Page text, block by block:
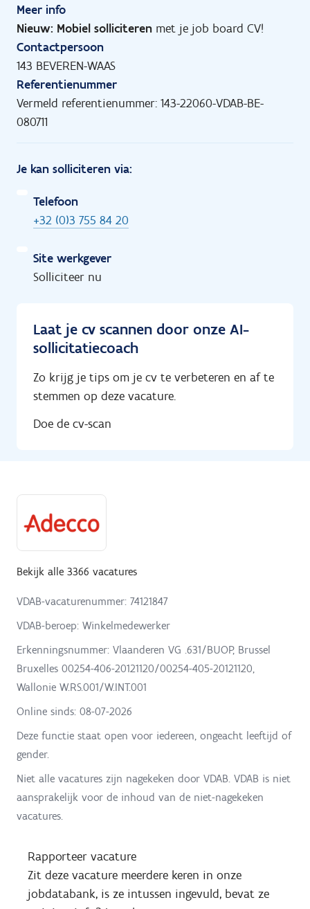
Meer info
Nieuw: Mobiel solliciteren met je job board CV!
Contactpersoon
143 BEVEREN-WAAS
Referentienummer
Vermeld referentienummer: 143-22060-VDAB-BE-
080711
Je kan solliciteren via:
Telefoon
+32 (0)3 755 84 20
Site werkgever
Solliciteer nu
Laat je cv scannen door onze AI-
sollicitatiecoach
Zo krijg je tips om je cv te verbeteren en af te
stemmen op deze vacature.
Doe de cv-scan
Bekijk alle 3366 vacatures
VDAB-vacaturenummer: 74121847
VDAB-beroep: Winkelmedewerker
Erkenningsnummer: Vlaanderen VG .631/BUOP, Brussel
Bruxelles 00254-406-20121120/00254-405-20121120,
Wallonie W.RS.001/W.INT.001
Online sinds: 08-07-2026
Deze functie staat open voor iedereen, ongeacht leeftijd of
gender.
Niet alle vacatures zijn nagekeken door VDAB. VDAB is niet
aansprakelijk voor de inhoud van de niet-nagekeken
vacatures.
Rapporteer vacature
Zit deze vacature meerdere keren in onze
jobdatabank, is ze intussen ingevuld, bevat ze